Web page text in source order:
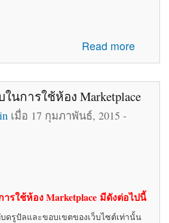
Read more
นอัพเดทข่าวสารเกี่ยวกับ Drupal ใน
ประเทศไทย
นการใช้ห้อง Marketplace
เมื่อ 17 กุมภาพันธ์, 2015 -
รใช้ห้อง Marketplace มีดังต่อไปนี้
ดรูปัลและขอบเขตของเว็บไซต์เท่านั้น